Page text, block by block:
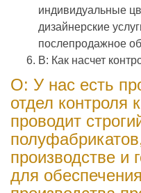
индивидуальные
дизайнерские
послепродажное
В: Как насчет
О: У нас есть
отдел контроля
проводит
производстве и
для